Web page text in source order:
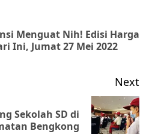
Menguat Nih! Edisi Harga
Ini, Jumat 27 Mei 2022
Next
Sekolah SD di
Bengkong